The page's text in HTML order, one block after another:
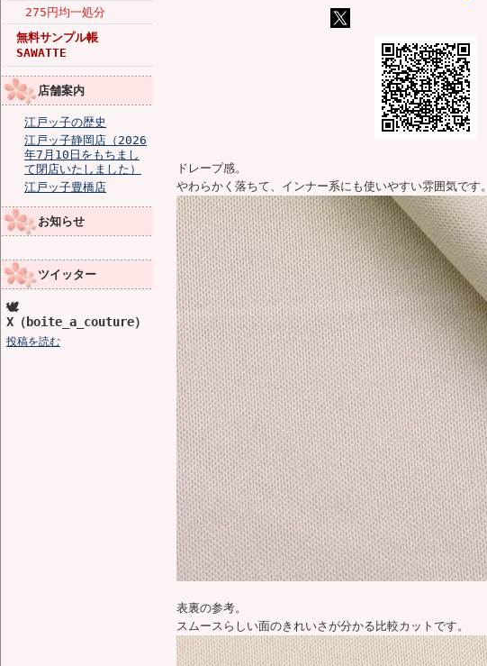
275円均一処分
無料サンプル帳
SAWATTE
店舗案内
江戸ッ子の歴史
江戸ッ子静岡店（2026
年7月10日をもちまし
て閉店いたしました）
江戸ッ子豊橋店
お知らせ
ツイッター
🕊️
X（boite_a_couture）
投稿を読む
ドレープ感。
やわらかく落ちて、インナー系にも使いやすい雰囲気です。
表裏の参考。
スムースらしい面のきれいさが分かる比較カットです。